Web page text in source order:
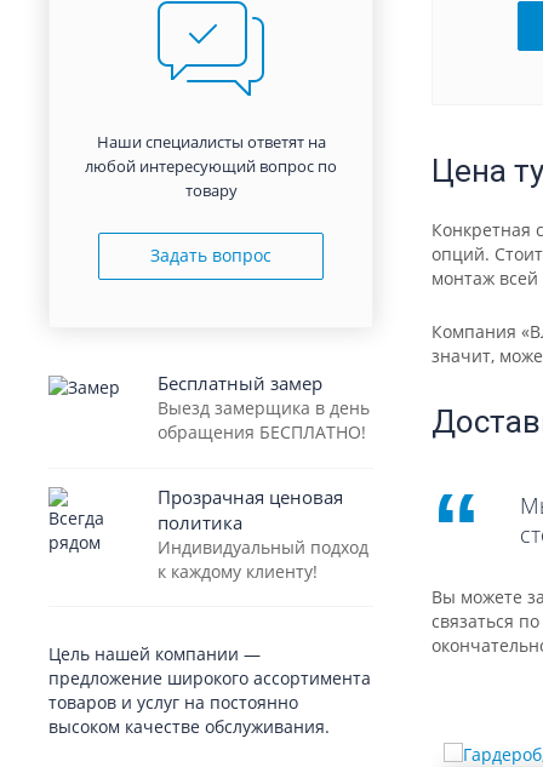
Цена
Конкретная
опций.
монтаж всей
Компания
значит,
Вы можете
связаться
Наши специалисты ответят на
любой интересующий вопрос по
товару
Задать вопрос
Бесплатный замер
Выезд замерщика в день
обращения БЕСПЛАТНО!
Прозрачная ценовая
политика
Индивидуальный подход
к каждому клиенту!
Цель нашей компании —
предложение широкого ассортимента
товаров и услуг на постоянно
высоком качестве обслуживания.